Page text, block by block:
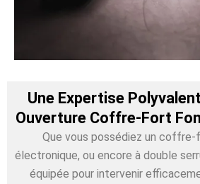
Une Expertise
Ouverture Coffre-Fort
Que vous possédiez un coffre-
électronique, ou encore à double
équipée pour intervenir